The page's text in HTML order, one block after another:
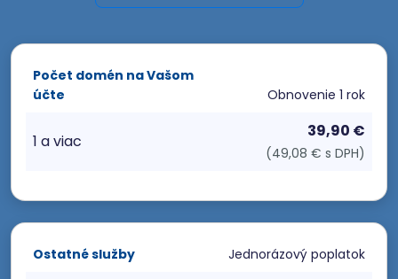
Počet domén na Vašom
účte
Obnovenie 1 rok
1 a viac
39,90 €
(49,08 € s DPH)
Ostatné služby Jednorázový poplatok